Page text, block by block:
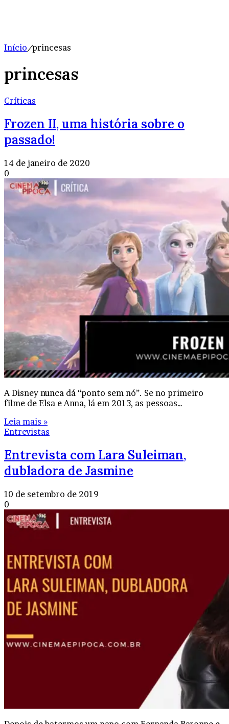
Início/princesas
princesas
Críticas
Frozen II, uma história sobre o
passado!
14 de janeiro de 2020
0
A Disney nunca dá “ponto sem nó”. Se no primeiro
filme de Elsa e Anna, lá em 2013, as pessoas…
Leia mais »
Entrevistas
Entrevista com Lara Suleiman,
dubladora de Jasmine
10 de setembro de 2019
0